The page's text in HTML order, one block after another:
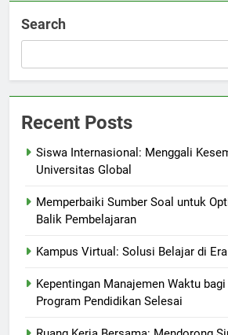
Search
Recent Posts
Siswa Internasional: Menggali
Universitas Global
Memperbaiki Sumber Soal untuk
Balik Pembelajaran
Kampus Virtual: Solusi Belajar di
Kepentingan Manajemen Waktu
Program Pendidikan Selesai